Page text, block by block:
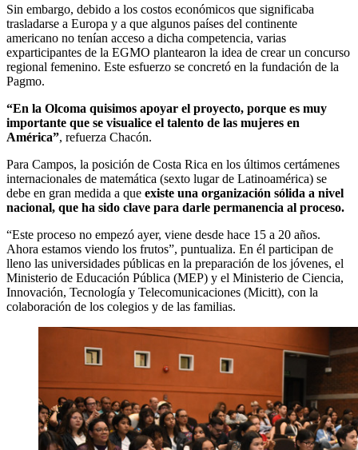
Sin embargo, debido a los costos económicos que significaba
trasladarse a Europa y a que algunos países del continente
americano no tenían acceso a dicha competencia, varias
exparticipantes de la EGMO plantearon la idea de crear un concurso
regional femenino. Este esfuerzo se concretó en la fundación de la
Pagmo.
“En la Olcoma quisimos apoyar el proyecto, porque es muy
importante que se visualice el talento de las mujeres en
América”, refuerza Chacón.
Para Campos, la posición de Costa Rica en los últimos certámenes
internacionales de matemática (sexto lugar de Latinoamérica) se
debe en gran medida a que existe una organización sólida a nivel
nacional, que ha sido clave para darle permanencia al proceso.
“Este proceso no empezó ayer, viene desde hace 15 a 20 años.
Ahora estamos viendo los frutos”, puntualiza. En él participan de
lleno las universidades públicas en la preparación de los jóvenes, el
Ministerio de Educación Pública (MEP) y el Ministerio de Ciencia,
Innovación, Tecnología y Telecomunicaciones (Micitt), con la
colaboración de los colegios y de las familias.